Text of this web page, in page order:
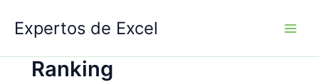
contenido
Expertos de Excel
Ranking